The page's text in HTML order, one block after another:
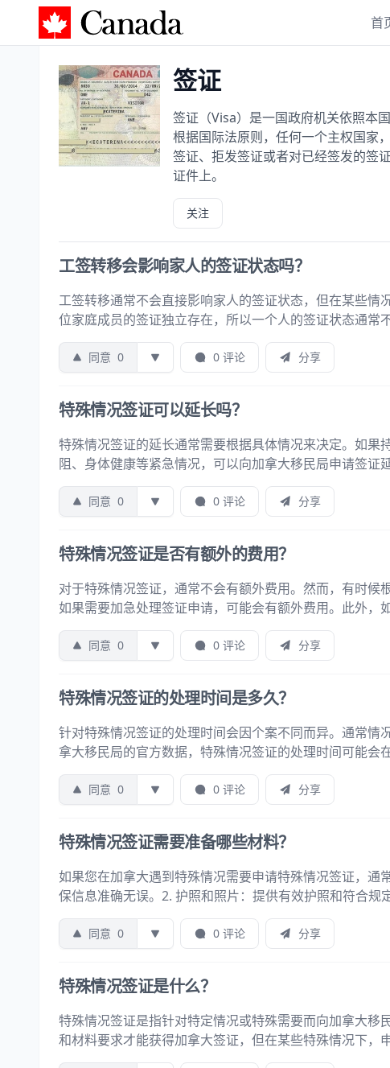
加拿大攻略 首
签证
签证（Visa）是一国政府机关依照本
根据国际法原则，任何一个主权国家
签证、拒发签证或者对已经签发的签
证件上。
关注
工签转移会影响家人的签证状态吗？
工签转移通常不会直接影响家人的签证状态，但在某些
位家庭成员的签证独立存在，所以一个人的签证状态通常
同意 0 0 评论 分享
特殊情况签证可以延长吗？
特殊情况签证的延长通常需要根据具体情况来决定。如
阻、身体健康等紧急情况，可以向加拿大移民局申请签证
同意 0 0 评论 分享
特殊情况签证是否有额外的费用？
对于特殊情况签证，通常不会有额外费用。然而，有时候
如果需要加急处理签证申请，可能会有额外费用。此外，
同意 0 0 评论 分享
特殊情况签证的处理时间是多久？
针对特殊情况签证的处理时间会因个案不同而异。通常
拿大移民局的官方数据，特殊情况签证的处理时间可能会
同意 0 0 评论 分享
特殊情况签证需要准备哪些材料？
如果您在加拿大遇到特殊情况需要申请特殊情况签证，
保信息准确无误。2. 护照和照片：提供有效护照和符合规
同意 0 0 评论 分享
特殊情况签证是什么？
特殊情况签证是指针对特定情况或特殊需要而向加拿大
和材料要求才能获得加拿大签证，但在某些特殊情况下，